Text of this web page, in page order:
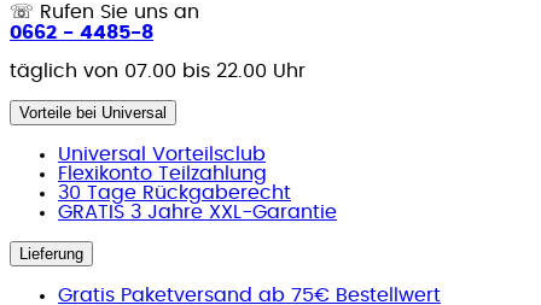
☏ Rufen Sie uns an
0662 - 4485-8
täglich von 07.00 bis 22.00 Uhr
Vorteile bei Universal
Universal Vorteilsclub
Flexikonto Teilzahlung
30 Tage Rückgaberecht
GRATIS 3 Jahre XXL-Garantie
Lieferung
Gratis Paketversand ab 75€ Bestellwert